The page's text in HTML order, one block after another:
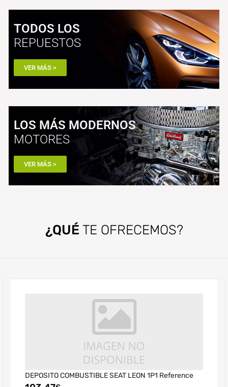
TODOS LOS
REPUESTOS
VER MÁS >
LOS MÁS MODERNOS
MOTORES
VER MÁS >
¿QUÉ TE OFRECEMOS?
DEPOSITO COMBUSTIBLE SEAT LEON 1P1 Reference